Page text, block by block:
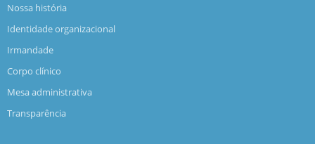
Nossa história
Identidade organizacional
Irmandade
Corpo clínico
Mesa administrativa
Transparência